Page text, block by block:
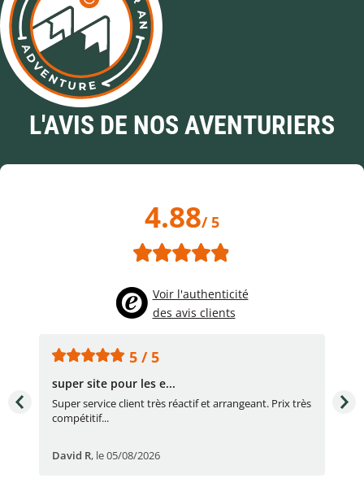
L'AVIS DE NOS AVENTURIERS
4.88/ 5
Voir l'authenticité
des avis clients
5 / 5
super site pour les e...
Super service client très réactif et arrangeant. Prix très
compétitif...
David R, le 05/08/2026